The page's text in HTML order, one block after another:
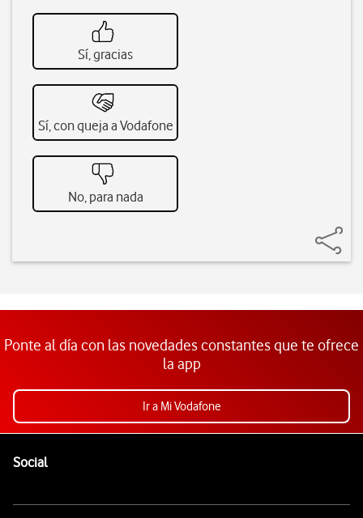
Sí, gracias
Sí, con queja a Vodafone
No, para nada
Ponte al día con las novedades constantes que te ofrece
la app
Ir a Mi Vodafone
SocialEnlaces a las redes sociales de Vodafone